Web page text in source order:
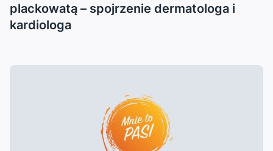
plackowatą – spojrzenie dermatologa i
kardiologa